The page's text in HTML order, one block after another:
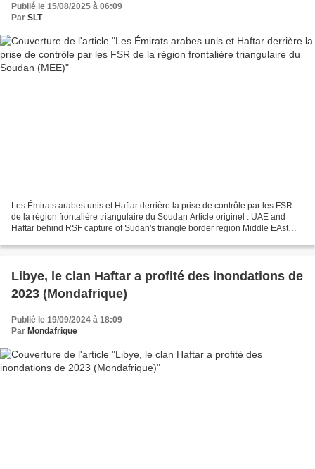
Publié le 15/08/2025 à 06:09
Par SLT
Les Émirats arabes unis et Haftar derrière la prise de contrôle par les FSR
de la région frontalière triangulaire du Soudan Article originel : UAE and
Haftar behind RSF capture of Sudan's triangle border region Middle EAst
Libye, le clan Haftar a profité des inondations de
2023 (Mondafrique)
Publié le 19/09/2024 à 18:09
Par Mondafrique